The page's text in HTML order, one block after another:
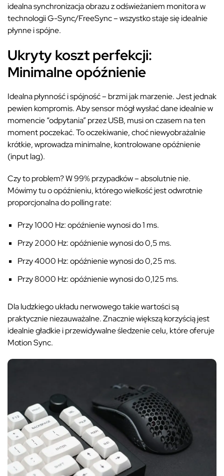
idealna synchronizacja obrazu z odświeżaniem monitora w
technologii G-Sync/FreeSync – wszystko staje się idealnie
płynne i spójne.
Ukryty koszt perfekcji:
Minimalne opóźnienie
Idealna płynność i spójność – brzmi jak marzenie. Jest jednak
pewien kompromis. Aby sensor mógł wysłać dane idealnie w
momencie “odpytania” przez USB, musi on czasem na ten
moment poczekać. To oczekiwanie, choć niewyobrażalnie
krótkie, wprowadza minimalne, kontrolowane opóźnienie
(input lag).
Czy to problem? W 99% przypadków – absolutnie nie.
Mówimy tu o opóźnieniu, którego wielkość jest odwrotnie
proporcjonalna do polling rate:
Przy 1000 Hz: opóźnienie wynosi do 1 ms.
Przy 2000 Hz: opóźnienie wynosi do 0,5 ms.
Przy 4000 Hz: opóźnienie wynosi do 0,25 ms.
Przy 8000 Hz: opóźnienie wynosi do 0,125 ms.
Dla ludzkiego układu nerwowego takie wartości są
praktycznie niezauważalne. Znacznie większą korzyścią jest
idealnie gładkie i przewidywalne śledzenie celu, które oferuje
Motion Sync.